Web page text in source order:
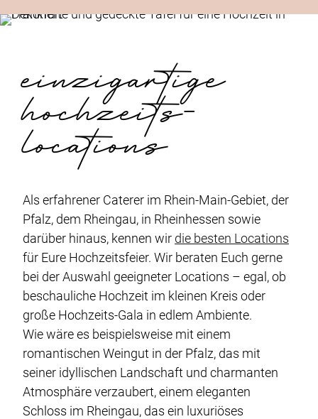
einzigartige
hochzeits­
locations
Als erfahrener Caterer im Rhein-Main-Gebiet, der
Pfalz, dem Rheingau, in Rheinhessen sowie
darüber hinaus, kennen wir die besten Locations
für Eure Hochzeitsfeier. Wir beraten Euch gerne
bei der Auswahl geeigneter Locations – egal, ob
beschauliche Hochzeit im kleinen Kreis oder
große Hochzeits-Gala in edlem Ambiente.
Wie wäre es beispielsweise mit einem
romantischen Weingut in der Pfalz, das mit
seiner idyllischen Landschaft und charmanten
Atmosphäre verzaubert, einem eleganten
Schloss im Rheingau, das ein luxuriöses